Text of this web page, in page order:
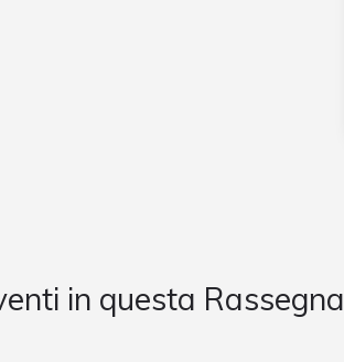
in questa Rassegna